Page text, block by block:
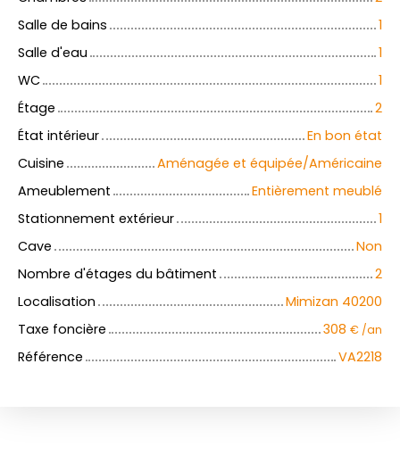
Salle de bains
1
Salle d'eau
1
WC
1
Étage
2
État intérieur
En bon état
Cuisine
Aménagée et équipée/Américaine
Ameublement
Entièrement meublé
Stationnement extérieur
1
Cave
Non
Nombre d'étages du bâtiment
2
Localisation
Mimizan 40200
Taxe foncière
308 € /an
Référence VA2218